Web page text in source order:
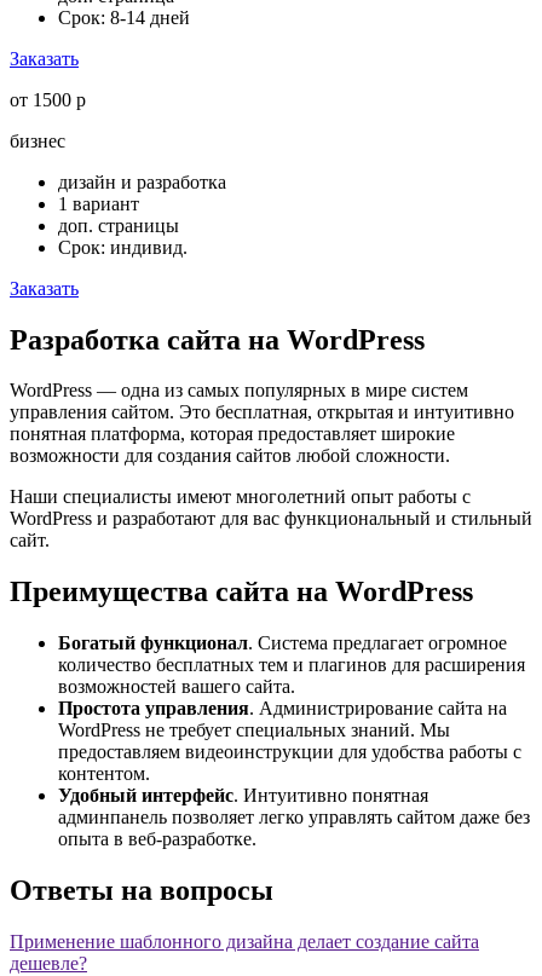
Срок: 8-14 дней
Заказать
от 1500 р
бизнес
дизайн и разработка
1 вариант
доп. страницы
Срок: индивид.
Заказать
Разработка сайта на WordPress
WordPress — одна из самых популярных в мире систем
управления сайтом. Это бесплатная, открытая и интуитивно
понятная платформа, которая предоставляет широкие
возможности для создания сайтов любой сложности.
Наши специалисты имеют многолетний опыт работы с
WordPress и разработают для вас функциональный и стильный
сайт.
Преимущества сайта на WordPress
Богатый функционал. Система предлагает огромное
количество бесплатных тем и плагинов для расширения
возможностей вашего сайта.
Простота управления. Администрирование сайта на
WordPress не требует специальных знаний. Мы
предоставляем видеоинструкции для удобства работы с
контентом.
Удобный интерфейс. Интуитивно понятная
админпанель позволяет легко управлять сайтом даже без
опыта в веб-разработке.
Ответы на вопросы
Применение шаблонного дизайна делает создание сайта
дешевле?